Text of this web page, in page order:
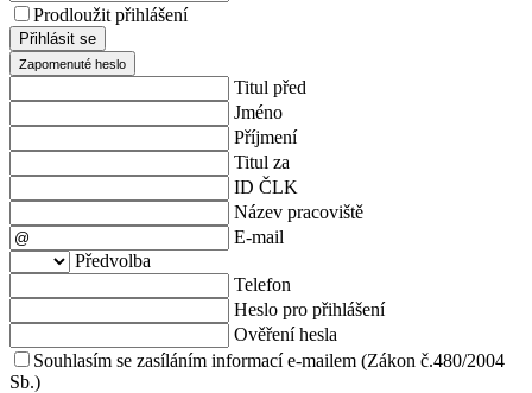
Prodloužit přihlášení
Přihlásit se
Zapomenuté heslo
Titul před
Jméno
Příjmení
Titul za
ID ČLK
Název pracoviště
E-mail
Předvolba
Telefon
Heslo pro přihlášení
Ověření hesla
Souhlasím se zasíláním informací e-mailem (Zákon č.480/2004
Sb.)